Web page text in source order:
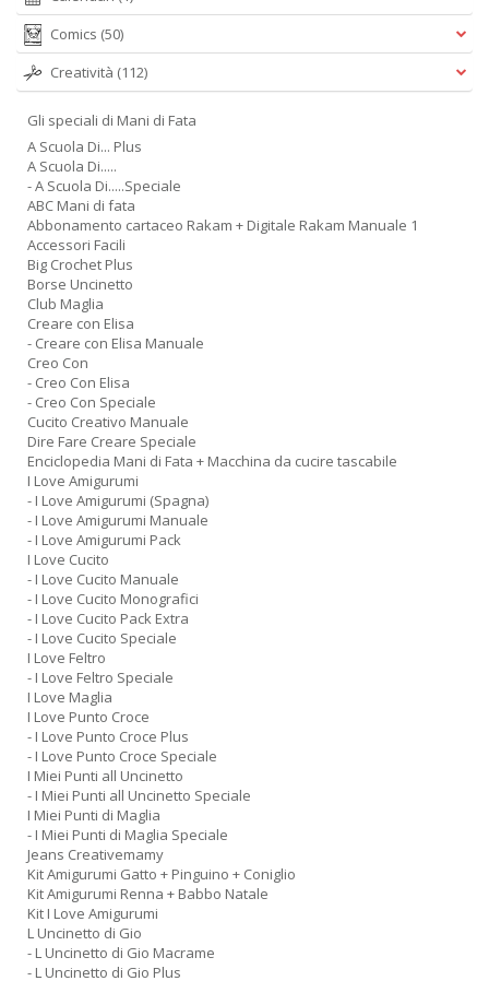
Comics (50)
Creatività (112)
Gli speciali di Mani di Fata
A Scuola Di... Plus
A Scuola Di.....
- A Scuola Di.....Speciale
ABC Mani di fata
Abbonamento cartaceo Rakam + Digitale Rakam Manuale 1
Accessori Facili
Big Crochet Plus
Borse Uncinetto
Club Maglia
Creare con Elisa
- Creare con Elisa Manuale
Creo Con
- Creo Con Elisa
- Creo Con Speciale
Cucito Creativo Manuale
Dire Fare Creare Speciale
Enciclopedia Mani di Fata + Macchina da cucire tascabile
I Love Amigurumi
- I Love Amigurumi (Spagna)
- I Love Amigurumi Manuale
- I Love Amigurumi Pack
I Love Cucito
- I Love Cucito Manuale
- I Love Cucito Monografici
- I Love Cucito Pack Extra
- I Love Cucito Speciale
I Love Feltro
- I Love Feltro Speciale
I Love Maglia
I Love Punto Croce
- I Love Punto Croce Plus
- I Love Punto Croce Speciale
I Miei Punti all Uncinetto
- I Miei Punti all Uncinetto Speciale
I Miei Punti di Maglia
- I Miei Punti di Maglia Speciale
Jeans Creativemamy
Kit Amigurumi Gatto + Pinguino + Coniglio
Kit Amigurumi Renna + Babbo Natale
Kit I Love Amigurumi
L Uncinetto di Gio
- L Uncinetto di Gio Macrame
- L Uncinetto di Gio Plus